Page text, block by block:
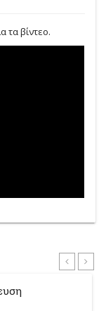
τα βίντεο.